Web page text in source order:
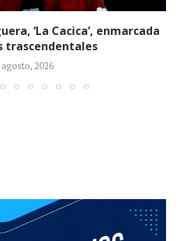
cubano Raúl Castro
de cuatro...
mayo, 2026